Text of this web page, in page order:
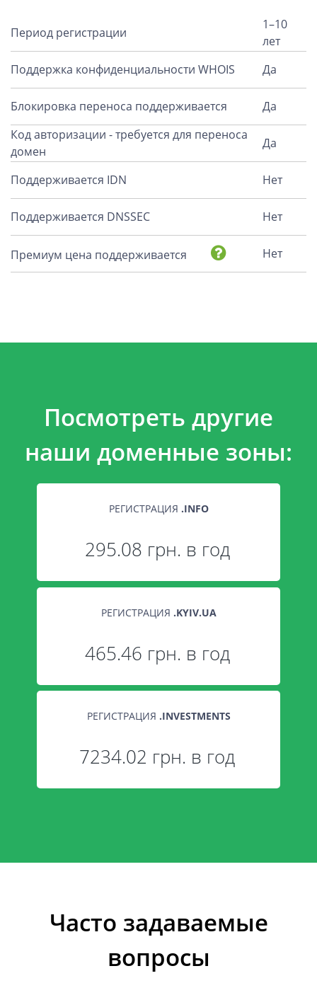
Период регистрации
1–10
лет
Поддержка конфиденциальности WHOIS
Да
Блокировка переноса поддерживается
Да
Код авторизации - требуется для переноса
домен
Да
Поддерживается IDN Нет
Поддерживается DNSSEC Нет
Премиум цена поддерживается Нет
Посмотреть другие
наши доменные зоны:
РЕГИСТРАЦИЯ .INFO
295.08 грн. в год
РЕГИСТРАЦИЯ .KYIV.UA
465.46 грн. в год
РЕГИСТРАЦИЯ .INVESTMENTS
7234.02 грн. в год
Часто задаваемые
вопросы